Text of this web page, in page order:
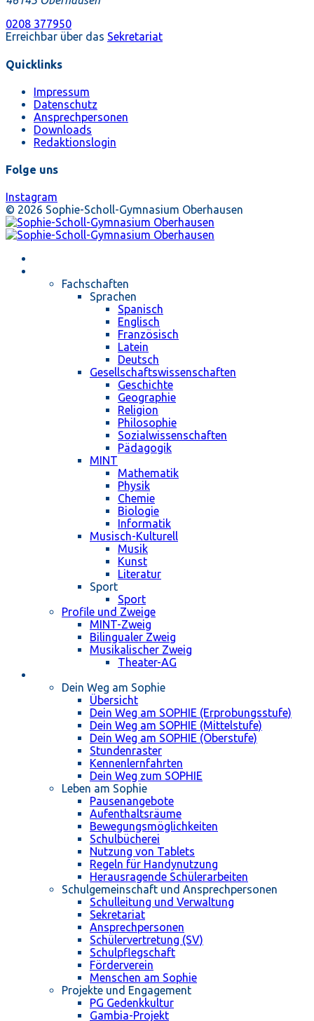
0208 377950
Erreichbar über das Sekretariat
Quicklinks
Impressum
Datenschutz
Ansprechpersonen
Downloads
Redaktionslogin
Folge uns
Instagram
© 2026 Sophie-Scholl-Gymnasium Oberhausen
Fachschaften
Sprachen
Spanisch
Englisch
Französisch
Latein
Deutsch
Gesellschaftswissenschaften
Geschichte
Geographie
Religion
Philosophie
Sozialwissenschaften
Pädagogik
MINT
Mathematik
Physik
Chemie
Biologie
Informatik
Musisch-Kulturell
Musik
Kunst
Literatur
Sport
Sport
Profile und Zweige
MINT-Zweig
Bilingualer Zweig
Musikalischer Zweig
Theater-AG
Dein Weg am Sophie
Übersicht
Dein Weg am SOPHIE (Erprobungsstufe)
Dein Weg am SOPHIE (Mittelstufe)
Dein Weg am SOPHIE (Oberstufe)
Stundenraster
Kennenlernfahrten
Dein Weg zum SOPHIE
Leben am Sophie
Pausenangebote
Aufenthaltsräume
Bewegungsmöglichkeiten
Schulbücherei
Nutzung von Tablets
Regeln für Handynutzung
Herausragende Schülerarbeiten
Schulgemeinschaft und Ansprechpersonen
Schulleitung und Verwaltung
Sekretariat
Ansprechpersonen
Schülervertretung (SV)
Schulpflegschaft
Förderverein
Menschen am Sophie
Projekte und Engagement
PG Gedenkkultur
Gambia-Projekt